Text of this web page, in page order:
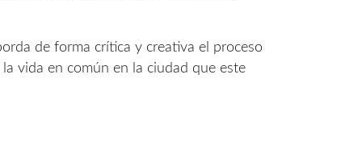
de forma crítica y creativa el proceso
vida en común en la ciudad que este